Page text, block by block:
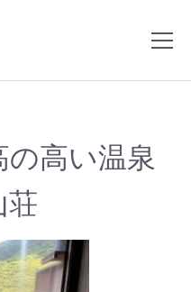
の高い温泉
荘